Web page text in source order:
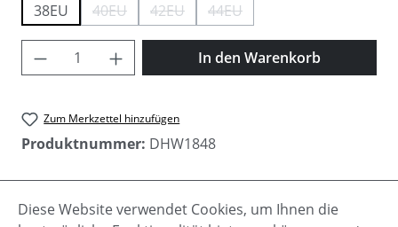
38EU
40EU(Diese Option ist zurzeit nicht verfügbar.)
42EU(Diese Option ist zurzeit nicht verfügbar.)
44EU(Diese Option ist zurzeit nicht
Produkt Anzahl: Gib den gewünschten
In den Warenkorb
Zum Merkzettel hinzufügen
Produktnummer: DHW1848
Beschreibung
Diese Website verwendet Cookies, um Ihnen die